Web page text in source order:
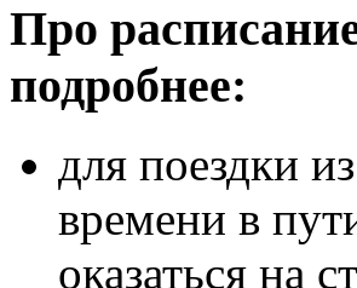
Про
подробнее:
для поездки
времени в
оказаться на